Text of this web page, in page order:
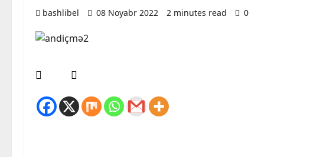
bashlibel 08 Noyabr 2022 2 minutes read 0